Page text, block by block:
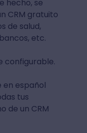
hecho, se
CRM gratuito
de salud,
etc.
configurable.
en español
tus
de un CRM